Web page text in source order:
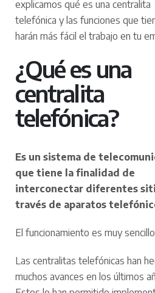
explicamos qué es una centralita
telefónica y las funciones que
harán más fácil el trabajo en tu
¿Qué es una
centralita
telefónica?
Es un sistema de
que tiene la finalidad de
interconectar diferentes
través de aparatos
El funcionamiento es muy
Las centralitas telefónicas han
muchos avances en los últimos